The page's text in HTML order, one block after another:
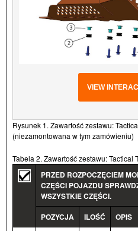
VIEW
Rysunek 1. Zawartość zestawu:
(niezamontowana w tym zamówieniu)
Tabela 2. Zawartość zestawu: Tactical
PRZED ROZPOCZĘCIEM
CZĘŚCI POJAZDU
WSZYSTKIE CZĘŚCI.
POZYCJA
ILOŚĆ OPIS